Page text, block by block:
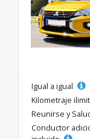
Igual a igual
Kilometraje
Reunirse y
Conductor